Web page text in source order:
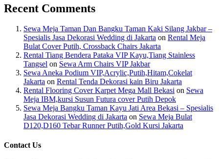
Recent Comments
Sewa Meja Taman Dan Bangku Taman Kaki Silang Jakbar –
Spesialis Jasa Dekorasi Wedding di Jakarta on Rental Meja
Bulat Cover Putih, Crossback Chairs Jakarta
Rental Tiang Bendera Pataka VIP Kayu,Tiang Stainless
Tangsel on Sewa Arm Chairs VIP Jakbar
Sewa Aneka Podium VIP,Acrylic,Putih,Hitam,Cokelat
Jakarta on Rental Tenda Dekorasi kain Biru Jakarta
Rental Flooring Cover Karpet Mega Mall Bekasi on Sewa
Meja IBM,kursi Susun Futura cover Putih Depok
Sewa Meja Bangku Taman Kayu Jati Area Bekasi – Spesialis
Jasa Dekorasi Wedding di Jakarta on Sewa Meja Bulat
D120,D160 Tebar Runner Putih,Gold Kursi Jakarta
Contact Us